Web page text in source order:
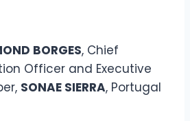
BORGES, Chief
Officer and Executive
SONAE SIERRA, Portugal